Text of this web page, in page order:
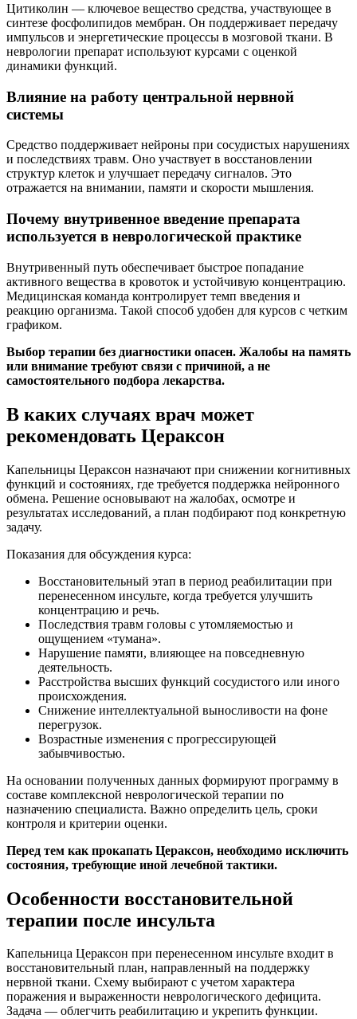
Цитиколин — ключевое вещество средства, участвующее в
синтезе фосфолипидов мембран. Он поддерживает передачу
импульсов и энергетические процессы в мозговой ткани. В
неврологии препарат используют курсами с оценкой
динамики функций.
Влияние на работу центральной нервной
системы
Средство поддерживает нейроны при сосудистых нарушениях
и последствиях травм. Оно участвует в восстановлении
структур клеток и улучшает передачу сигналов. Это
отражается на внимании, памяти и скорости мышления.
Почему внутривенное введение препарата
используется в неврологической практике
Внутривенный путь обеспечивает быстрое попадание
активного вещества в кровоток и устойчивую концентрацию.
Медицинская команда контролирует темп введения и
реакцию организма. Такой способ удобен для курсов с четким
графиком.
Выбор терапии без диагностики опасен. Жалобы на память
или внимание требуют связи с причиной, а не
самостоятельного подбора лекарства.
В каких случаях врач может
рекомендовать Цераксон
Капельницы Цераксон назначают при снижении когнитивных
функций и состояниях, где требуется поддержка нейронного
обмена. Решение основывают на жалобах, осмотре и
результатах исследований, а план подбирают под конкретную
задачу.
Показания для обсуждения курса:
Восстановительный этап в период реабилитации при
перенесенном инсульте, когда требуется улучшить
концентрацию и речь.
Последствия травм головы с утомляемостью и
ощущением «тумана».
Нарушение памяти, влияющее на повседневную
деятельность.
Расстройства высших функций сосудистого или иного
происхождения.
Снижение интеллектуальной выносливости на фоне
перегрузок.
Возрастные изменения с прогрессирующей
забывчивостью.
На основании полученных данных формируют программу в
составе комплексной неврологической терапии по
назначению специалиста. Важно определить цель, сроки
контроля и критерии оценки.
Перед тем как прокапать Цераксон, необходимо исключить
состояния, требующие иной лечебной тактики.
Особенности восстановительной
терапии после инсульта
Капельница Цераксон при перенесенном инсульте входит в
восстановительный план, направленный на поддержку
нервной ткани. Схему выбирают с учетом характера
поражения и выраженности неврологического дефицита.
Задача — облегчить реабилитацию и укрепить функции.